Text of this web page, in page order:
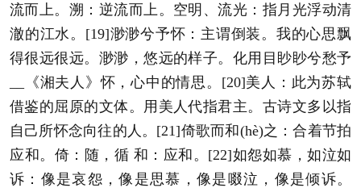
流而上。溯：逆流而上。空明、流光：指月光浮动清
澈的江水。[19]渺渺兮予怀：主谓倒装。我的心思飘
得很远很远。渺渺，悠远的样子。化用目眇眇兮愁予
__《湘夫人》怀，心中的情思。[20]美人：此为苏轼
借鉴的屈原的文体。用美人代指君主。古诗文多以指
自己所怀念向往的人。[21]倚歌而和(hè)之：合着节拍
应和。倚：随，循 和：应和。[22]如怨如慕，如泣如
诉：像是哀怨，像是思慕，像是啜泣，像是倾诉。